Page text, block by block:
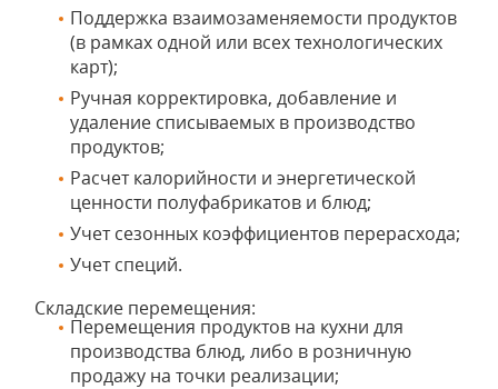
Поддержка взаимозаменяемости продуктов
(в рамках одной или всех технологических
карт);
Ручная корректировка, добавление и
удаление списываемых в производство
продуктов;
Расчет калорийности и энергетической
ценности полуфабрикатов и блюд;
Учет сезонных коэффициентов перерасхода;
Учет специй.
Складские перемещения:
Перемещения продуктов на кухни для
производства блюд, либо в розничную
продажу на точки реализации;